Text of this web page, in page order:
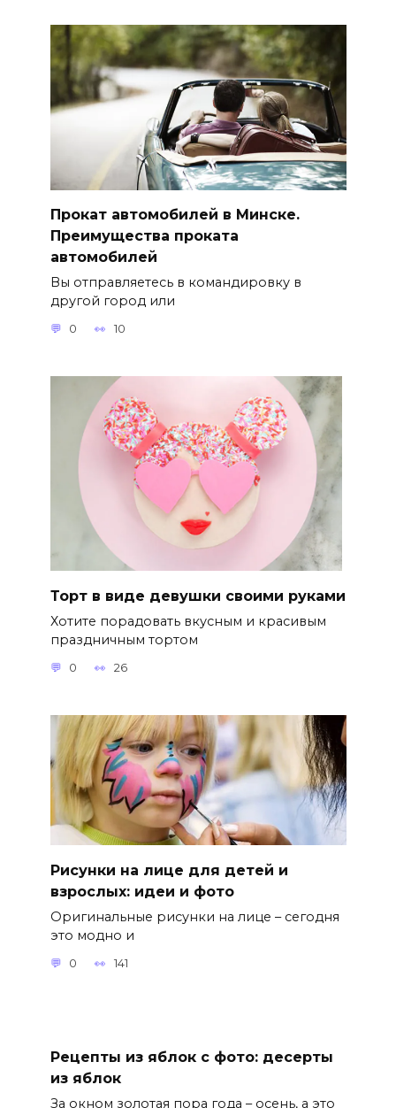
Прокат автомобилей в Минске.
Преимущества проката
автомобилей
Вы отправляетесь в командировку в
другой город или
0 10
Торт в виде девушки своими руками
Хотите порадовать вкусным и красивым
праздничным тортом
0 26
Рисунки на лице для детей и
взрослых: идеи и фото
Оригинальные рисунки на лице – сегодня
это модно и
0 141
Рецепты из яблок с фото: десерты
из яблок
За окном золотая пора года – осень, а это